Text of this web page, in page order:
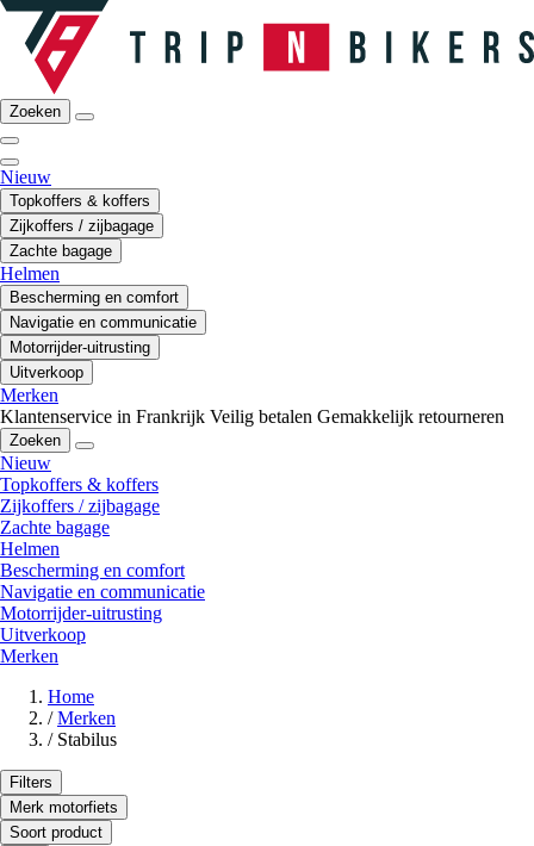
Zoeken
Nieuw
Topkoffers & koffers
Zijkoffers / zijbagage
Zachte bagage
Helmen
Bescherming en comfort
Navigatie en communicatie
Motorrijder-uitrusting
Uitverkoop
Merken
Klantenservice in Frankrijk Veilig betalen Gemakkelijk retourneren
Zoeken
Nieuw
Topkoffers & koffers
Zijkoffers / zijbagage
Zachte bagage
Helmen
Bescherming en comfort
Navigatie en communicatie
Motorrijder-uitrusting
Uitverkoop
Merken
Home
/ Merken
/ Stabilus
Filters
Merk motorfiets
Soort product